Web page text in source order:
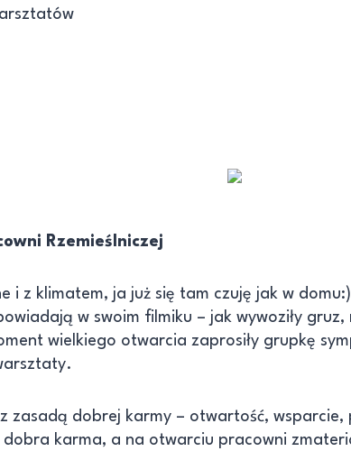
Rzemieślniczej
i z klimatem, ja już się tam czuję jak w
w swoim filmiku – jak wywoziły gruz,
wielkiego otwarcia zaprosiły grupkę
zasadą dobrej karmy – otwartość,
karma, a na otwarciu pracowni